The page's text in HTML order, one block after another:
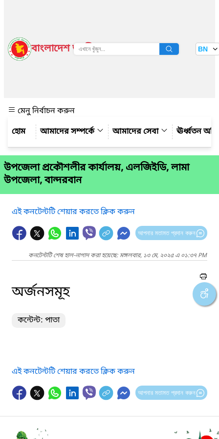
বাংলাদেশ জাতীয় তথ্য বাতায়ন BN
মেনু নির্বাচন করুন
আমাদের সম্পর্কে
আমাদের সেবা ঊর্ধ্বতন
উপজেলা প্রকৌশলীর কার্যালয়, এলজিইডি, লামা
উপজেলা, বান্দরবান
এই কনটেন্টটি শেয়ার করতে ক্লিক করুন
আপনার মতামত প্রদান করুন
কনটেন্টটি শেষ হাল-নাগাদ করা হয়েছে: মঙ্গলবার, ১৩ মে, ২০২৫ এ ০১:৩৭ PM
অর্জনসমূহ
কন্টেন্ট: পাতা
এই কনটেন্টটি শেয়ার করতে ক্লিক করুন
আপনার মতামত প্রদান করুন